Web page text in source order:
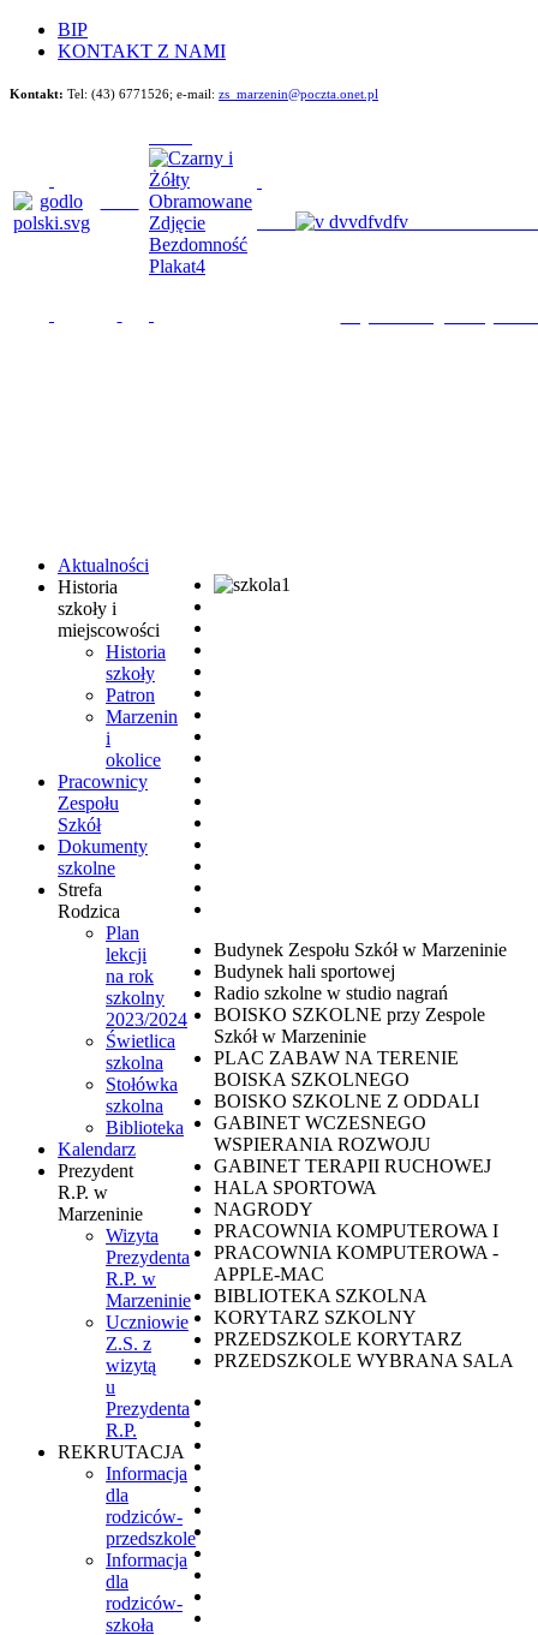
BIP
KONTAKT Z NAMI
Kontakt: Tel: (43) 6771526; e-mail: zs_marzenin@poczta.onet.pl
Budynek Zespołu Szkół w Marzeninie
Budynek hali sportowej
Radio szkolne w studio nagrań
BOISKO SZKOLNE przy Zespole
Szkół w Marzeninie
PLAC ZABAW NA TERENIE
BOISKA SZKOLNEGO
BOISKO SZKOLNE Z ODDALI
GABINET WCZESNEGO
WSPIERANIA ROZWOJU
GABINET TERAPII RUCHOWEJ
HALA SPORTOWA
NAGRODY
PRACOWNIA KOMPUTEROWA I
PRACOWNIA KOMPUTEROWA -
APPLE-MAC
BIBLIOTEKA SZKOLNA
KORYTARZ SZKOLNY
PRZEDSZKOLE KORYTARZ
PRZEDSZKOLE WYBRANA SALA
Aktualności
Historia
szkoły i
miejscowości
Historia
szkoły
Patron
Marzenin
i
okolice
Pracownicy
Zespołu
Szkół
Dokumenty
szkolne
Strefa
Rodzica
Plan
lekcji
na rok
szkolny
2023/2024
Świetlica
szkolna
Stołówka
szkolna
Biblioteka
Kalendarz
Prezydent
R.P. w
Marzeninie
Wizyta
Prezydenta
R.P. w
Marzeninie
Uczniowie
Z.S. z
wizytą
u
Prezydenta
R.P.
REKRUTACJA
Informacja
dla
rodziców-
przedszkole
Informacja
dla
rodziców-
szkoła